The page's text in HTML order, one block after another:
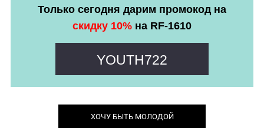
Только сегодня дарим промокод на
скидку 10% на RF-1610
YOUTH722
ХОЧУ БЫТЬ МОЛОДОЙ